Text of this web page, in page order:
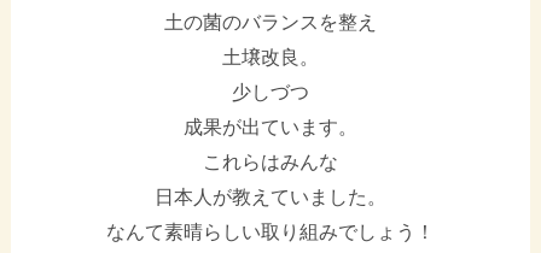
土の菌のバランスを整え
土壌改良。
少しづつ
成果が出ています。
これらはみんな
日本人が教えていました。
なんて素晴らしい取り組みでしょう！